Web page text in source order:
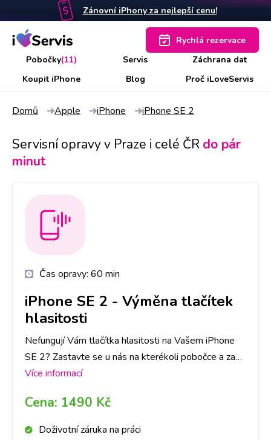
Zánovní iPhony za nejlepší cenu!
Pobočky(11) Servis
Záchrana dat
Koupit iPhone
Blog Proč iLoveServis
Rychlá rezervace
Domů Apple iPhone iPhone SE 2
Servisní opravy v Praze i celé ČR do pár
minut
Čas opravy: 60 min
iPhone SE 2 - Výměna tlačítek
hlasitosti
Nefungují Vám tlačítka hlasitosti na Vašem iPhone
SE 2? Zastavte se u nás na kterékoli pobočce a za
chvíli budou jako nová. Doporučujeme udělat si
hodiny.
Více informací
Cena: 1490 Kč
Doživotní záruka na práci